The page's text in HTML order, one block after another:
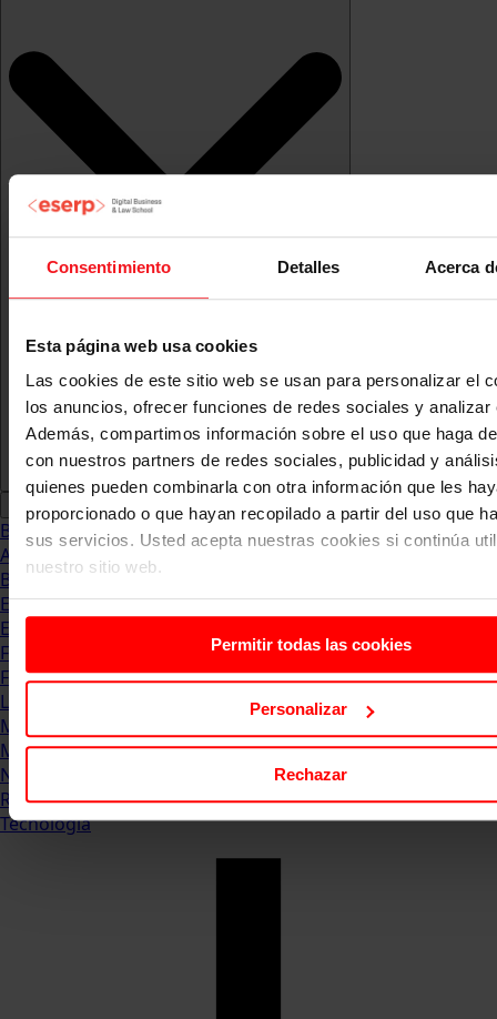
Consentimiento Detalles Acerca
Esta página web usa cookies
Las cookies de este sitio web se usan para personalizar el
los anuncios, ofrecer funciones de redes sociales y analizar
Además, compartimos información sobre el uso que haga
con nuestros partners de redes sociales, publicidad y
quienes pueden combinarla con otra información que les
proporcionado o que hayan recopilado a partir del uso que
sus servicios. Usted acepta nuestras cookies si continúa
nuestro sitio web.
Permitir todas las cookies
Personalizar
Rechazar
Blog
Abogacia
Business
Empleo & Emprendimiento
Empresas
Finanzas
Formación & Estudios
Luxury
Management
Marketing & Comunicación
Negocios
Recursos Humanos
Tecnología